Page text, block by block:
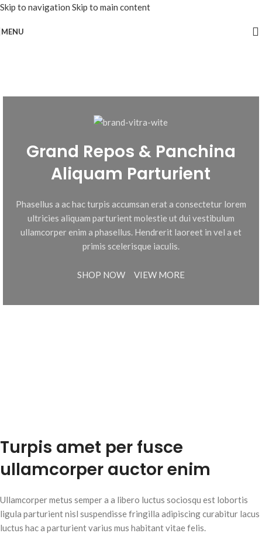
Skip to navigation Skip to main content
MENU
Grand Repos & Panchina
Aliquam Parturient
Phasellus a ac hac turpis accumsan erat a consectetur lorem
ultricies aliquam parturient molestie ut dui vestibulum
ullamcorper enim a phasellus. Hendrerit laoreet in vel a et
primis scelerisque iaculis.
SHOP NOW VIEW MORE
Turpis amet per fusce
ullamcorper auctor enim
Ullamcorper metus semper a a libero luctus sociosqu est lobortis
ligula parturient nisl suspendisse fringilla adipiscing curabitur lacus
luctus hac a parturient varius mus habitant vitae felis.